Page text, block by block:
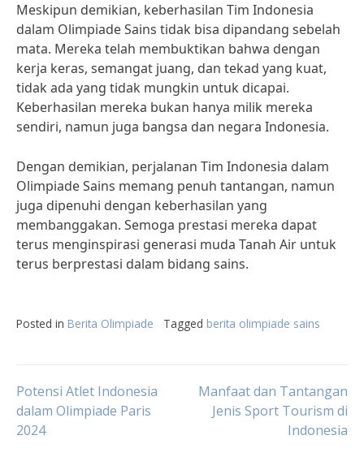
Meskipun demikian, keberhasilan Tim Indonesia
dalam Olimpiade Sains tidak bisa dipandang sebelah
mata. Mereka telah membuktikan bahwa dengan
kerja keras, semangat juang, dan tekad yang kuat,
tidak ada yang tidak mungkin untuk dicapai.
Keberhasilan mereka bukan hanya milik mereka
sendiri, namun juga bangsa dan negara Indonesia.
Dengan demikian, perjalanan Tim Indonesia dalam
Olimpiade Sains memang penuh tantangan, namun
juga dipenuhi dengan keberhasilan yang
membanggakan. Semoga prestasi mereka dapat
terus menginspirasi generasi muda Tanah Air untuk
terus berprestasi dalam bidang sains.
Posted in Berita Olimpiade Tagged berita olimpiade sains
Post
navigation
Potensi Atlet Indonesia
dalam Olimpiade Paris
2024
Manfaat dan Tantangan
Jenis Sport Tourism di
Indonesia